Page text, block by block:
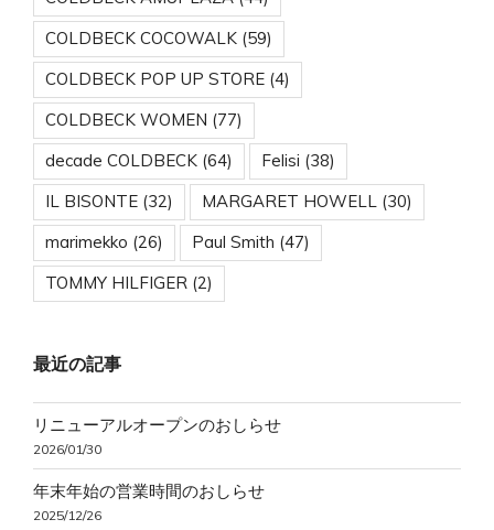
COLDBECK COCOWALK (59)
COLDBECK POP UP STORE (4)
COLDBECK WOMEN (77)
decade COLDBECK (64) Felisi (38)
IL BISONTE (32) MARGARET HOWELL (30)
marimekko (26) Paul Smith (47)
TOMMY HILFIGER (2)
最近の記事
リニューアルオープンのおしらせ
2026/01/30
年末年始の営業時間のおしらせ
2025/12/26